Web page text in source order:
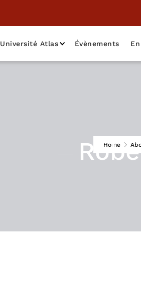
Université Atlas Évènements
Home